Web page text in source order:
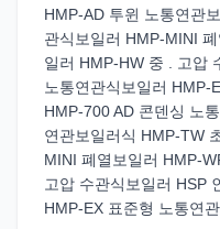
HMP-AD 투윈 노통연관
관식보일러 HMP-MINI
일러 HMP-HW 중 . 고압
노통연관식보일러 HMP-
HMP-700 AD 콘덴싱 노
연관보일러식 HMP-TW
MINI 폐열보일러 HMP-
고압 수관식보일러 HSP
HMP-EX 표준형 노통연